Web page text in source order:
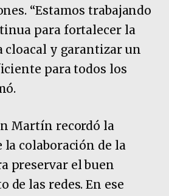
“Estamos trabajando
para fortalecer la
y garantizar un
para todos los
Martín recordó la
colaboración de la
preservar el buen
las redes. En ese